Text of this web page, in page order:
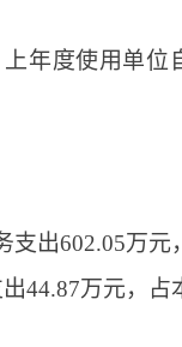
年度使用单位
支出602.05万元
44.87万元，占